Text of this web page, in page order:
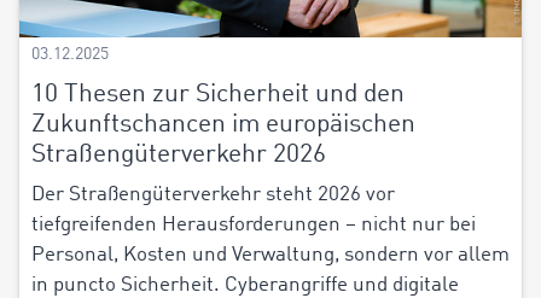
03.12.2025
10 Thesen zur Sicherheit und den
Zukunftschancen im europäischen
Straßengüterverkehr 2026
Der Straßengüterverkehr steht 2026 vor
tiefgreifenden Herausforderungen – nicht nur bei
Personal, Kosten und Verwaltung, sondern vor allem
in puncto Sicherheit. Cyberangriffe und digitale